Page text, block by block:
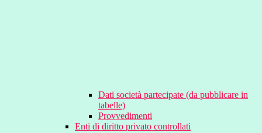
Dati società partecipate (da pubblicare in
tabelle)
Provvedimenti
Enti di diritto privato controllati